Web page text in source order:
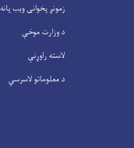
زمونږ پخوانی ویب پانه
د وزارت موخې
لاسته راوړنې
د معلوماتو لاسرسي